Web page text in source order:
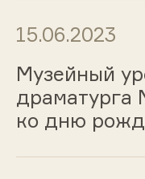
15.06.2023
Музейный
драматурга
ко дню